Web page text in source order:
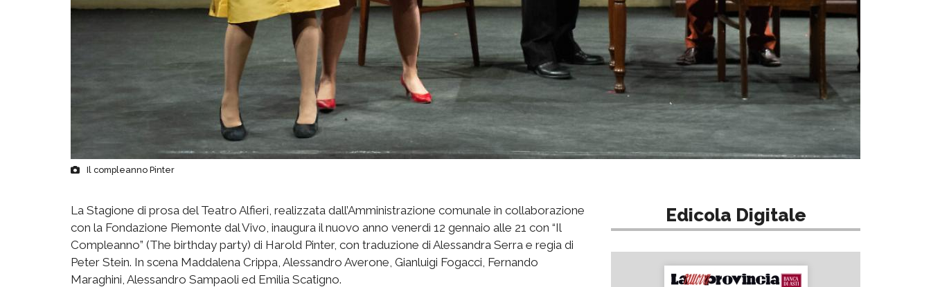
Il compleanno Pinter
La Stagione di prosa del Teatro Alfieri, realizzata dall’Amministrazione comunale in collaborazione
con la Fondazione Piemonte dal Vivo, inaugura il nuovo anno venerdì 12 gennaio alle 21 con “Il
Compleanno” (The birthday party) di Harold Pinter, con traduzione di Alessandra Serra e regia di
Peter Stein. In scena Maddalena Crippa, Alessandro Averone, Gianluigi Fogacci, Fernando
Maraghini, Alessandro Sampaoli ed Emilia Scatigno.
Edicola Digitale